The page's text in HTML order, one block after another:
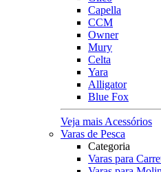
Capella
CCM
Owner
Mury
Celta
Yara
Alligator
Blue Fox
Veja mais Acessórios
Varas de Pesca
Categoria
Varas para